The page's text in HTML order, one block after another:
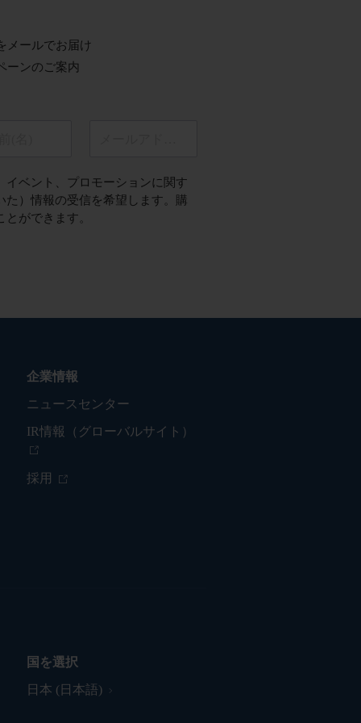
メールでお届け
ーンのご案内
イベント、プロモーションに関す
た）情報の受信を希望します。購
ができます。
企業情報
ニュースセンター
IR情報（グローバルサイト）
採用
国を選択
日本 (日本語)